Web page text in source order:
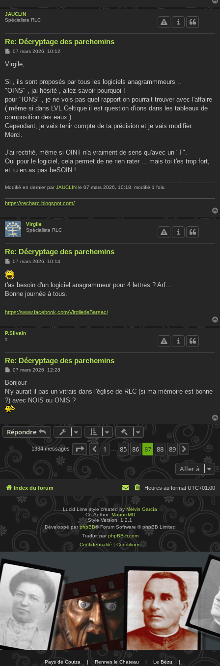
JAUCLIN
Spécialiste RLC
Re: Décryptage des parchemins
M
s
e
07 mars 2026, 10:12
Virgile,
Si , ils sont proposés par tous les logiciels anagrammmeurs ..
"OINS" , jai hésité , allez savoir pourquoi !
pour "IONS" , je ne vois pas quel rapport on pourrait trouver avec l'affaire
( même si dans LVL Celtique il est question d'ions dans les tableaux de
composition des eaux ).
Cependant, je vais tenir compte de ta précision et je vais modifier.
Merci.
J'ai rectifié, même si OINT n'a vraiment de sens qu'avec un "T".
Oui pour le logiciel, cela permet de ne rien rater ... mais toi t'es trop fort,
et tu en as pas beSOIN !
Modifié en dernier par JAUCLIN le 07 mars 2026, 10:18, modifié 1 fois.
https://recharc.blogspot.com/
Virgile
Spécialiste RLC
Re: Décryptage des parchemins
M
s
s
a
e
07 mars 2026, 10:14
t'as besoin d'un logiciel anagrammeur pour 4 lettres ? Arf...
Bonne journée à tous.
https://www.facebook.com/VirgiledeBarsac/
P.Silvain
x
Re: Décryptage des parchemins
M
s
a
g
e
07 mars 2026, 12:28
Bonjour
N'y aurait il pas un vitrais dans l'église de RLC (si ma mémoire est bonne
?) avec NOIS ou ONIS ?
Répondre Actions rapides de
1334 messages Page 87 sur 89
Précédente
1 85 86 87 88 89 Suivante
Aller à
Index du forum Heures au format UTC+01:00
Lucid Lime style created byMelvin García
Co-Author: MannixMD
Style Version: 1.2.1
Développé parphpBB® Forum Software © phpBB Limited
Traduit parphpBB-fr.com
Confidentialité | Conditions
Pays de Couiza | Rennes le Chateau | Le Bézu |